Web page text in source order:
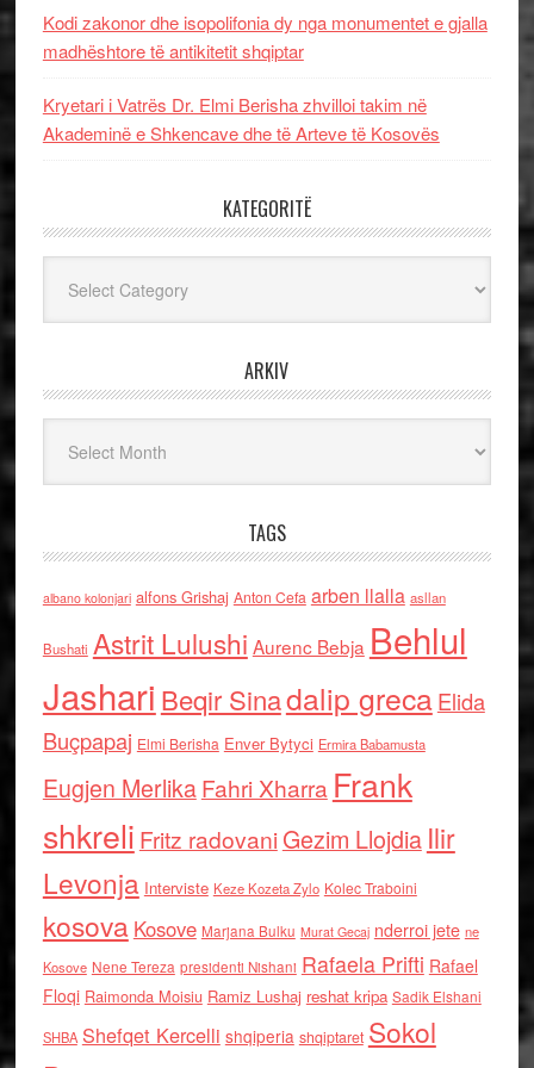
Kodi zakonor dhe isopolifonia dy nga monumentet e gjalla
madhështore të antikitetit shqiptar
Kryetari i Vatrës Dr. Elmi Berisha zhvilloi takim në
Akademinë e Shkencave dhe të Arteve të Kosovës
KATEGORITË
ARKIV
TAGS
albano kolonjari alfons Grishaj Anton Cefa arben llalla asllan
Bushati Astrit Lulushi Aurenc Bebja Behlul
Jashari Beqir Sinadalip grecaElida
Buçpapaj Elmi Berisha Enver Bytyci Ermira Babamusta
Eugjen MerlikaFahri Xharra Frank
shkreli Fritz radovaniGezim Llojdia Ilir
Levonja Interviste Keze Kozeta Zylo Kolec Traboini
kosova Kosove Marjana Bulku Murat Gecaj nderroi jete ne
Kosove Nene Tereza presidenti Nishani Rafaela Prifti Rafael
Floqi Raimonda Moisiu Ramiz Lushaj reshat kripa Sadik Elshani
SHBA Shefqet Kercelli shqiperia shqiptaret Sokol